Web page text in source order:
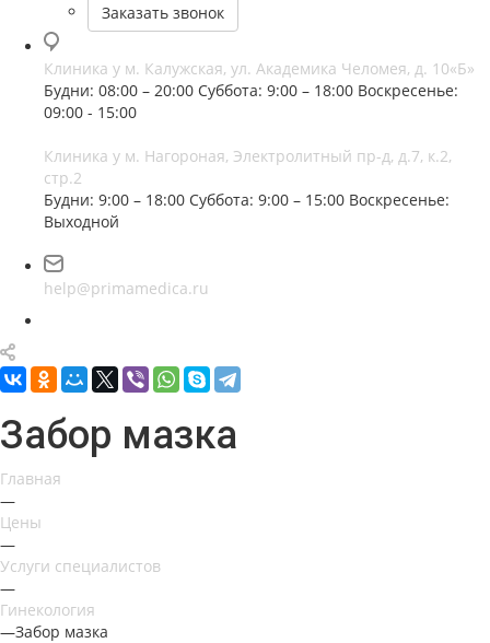
Заказать звонок
Клиника у м. Калужская, ул. Академика Челомея, д. 10«Б»
Будни: 08:00 – 20:00 Суббота: 9:00 – 18:00 Воскресенье:
09:00 - 15:00
Клиника у м. Нагороная, Электролитный пр-д, д.7, к.2,
стр.2
Будни: 9:00 – 18:00 Суббота: 9:00 – 15:00 Воскресенье:
Выходной
help@primamedica.ru
Забор мазка
Главная
—
Цены
—
Услуги специалистов
—
Гинекология
—Забор мазка